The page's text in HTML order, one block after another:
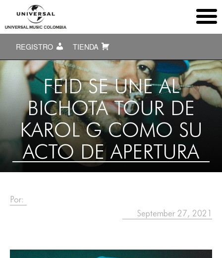
REGISTRO TIENDA
FEID SE UNE AL
BICHOTA TOUR DE
KAROL G COMO SU
ACTO DE APERTURA
Por:
September 27, 2021